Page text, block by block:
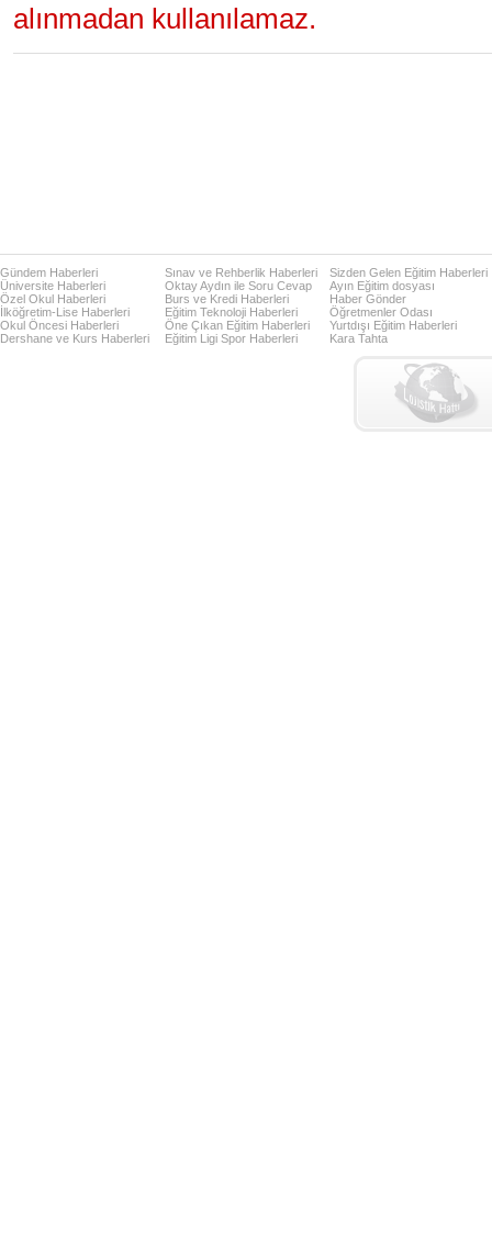
alınmadan kullanılamaz.
Gündem Haberleri
Üniversite Haberleri
Özel Okul Haberleri
İlköğretim-Lise Haberleri
Okul Öncesi Haberleri
Dershane ve Kurs Haberleri
Sınav ve Rehberlik Haberleri
Oktay Aydın ile Soru Cevap
Burs ve Kredi Haberleri
Eğitim Teknoloji Haberleri
Öne Çıkan Eğitim Haberleri
Eğitim Ligi Spor Haberleri
Sizden Gelen Eğitim Haberleri
Ayın Eğitim dosyası
Haber Gönder
Öğretmenler Odası
Yurtdışı Eğitim Haberleri
Kara Tahta